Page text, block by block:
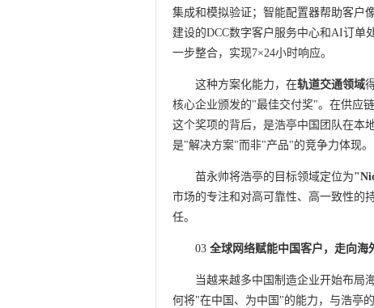
集成和模拟验证；智能配置器帮助客户
建设的DCC数字客户服务中心和AI订单
一步整合，实现7×24小时响应。
这种方案化能力，在轨道交通领域
核心企业颁发的"最佳交付奖"。在供应
这个奖项的背后，是浩亭中国团队在
是"解决方案"而非"产品"的竞争力体现。
苗永帅将浩亭的目标领域定位为
市场的专注和对高可靠性、高一致性的
任。
03 全球网络赋能中国客户，走向
当越来越多中国制造企业开始布
何将"在中国、为中国"的能力，与浩亭